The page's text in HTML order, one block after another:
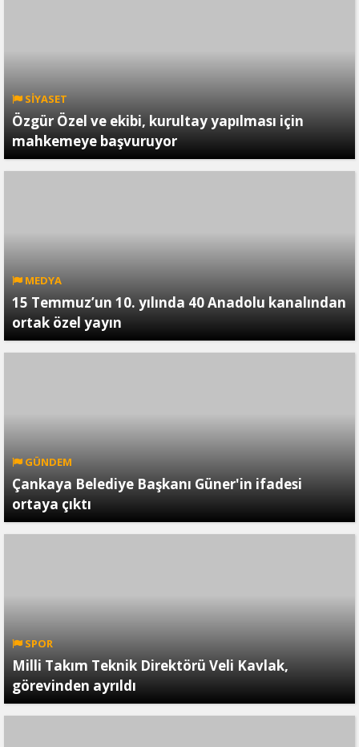
SİYASET
Özgür Özel ve ekibi, kurultay yapılması için
mahkemeye başvuruyor
MEDYA
15 Temmuz’un 10. yılında 40 Anadolu kanalından
ortak özel yayın
GÜNDEM
Çankaya Belediye Başkanı Güner'in ifadesi
ortaya çıktı
SPOR
Milli Takım Teknik Direktörü Veli Kavlak,
görevinden ayrıldı